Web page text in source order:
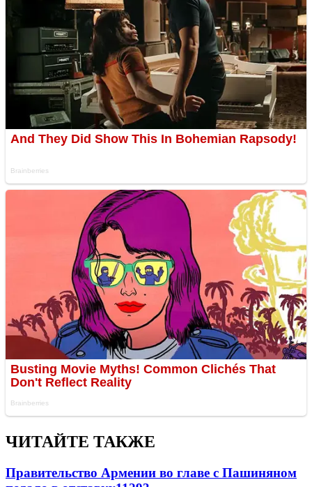
ЧИТАЙТЕ ТАКЖЕ
Правительство Армении во главе с Пашиняном